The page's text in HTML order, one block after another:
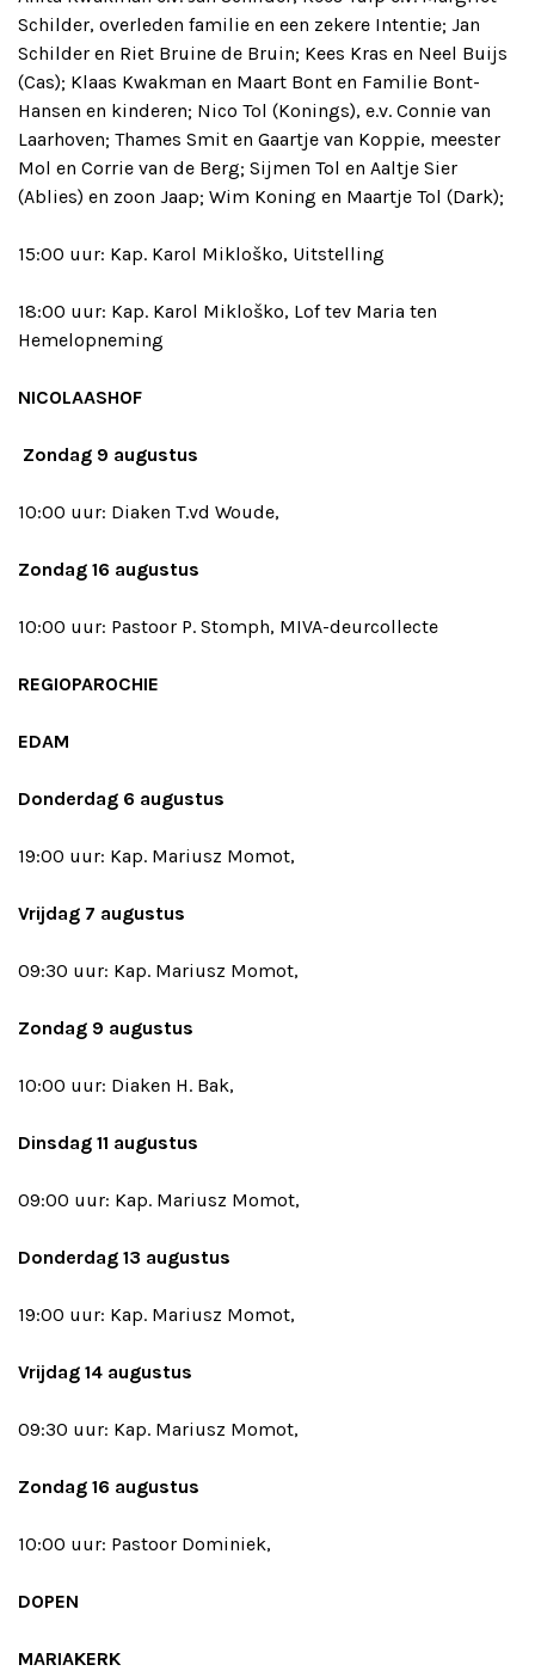
Schilder, overleden familie en een zekere Intentie; Jan
Schilder en Riet Bruine de Bruin; Kees Kras en Neel Buijs
(Cas); Klaas Kwakman en Maart Bont en Familie Bont-
Hansen en kinderen; Nico Tol (Konings), e.v. Connie van
Laarhoven; Thames Smit en Gaartje van Koppie, meester
Mol en Corrie van de Berg; Sijmen Tol en Aaltje Sier
(Ablies) en zoon Jaap; Wim Koning en Maartje Tol (Dark);
15:00 uur: Kap. Karol Mikloško, Uitstelling
18:00 uur: Kap. Karol Mikloško, Lof tev Maria ten
Hemelopneming
NICOLAASHOF
Zondag 9 augustus
10:00 uur: Diaken T.vd Woude,
Zondag 16 augustus
10:00 uur: Pastoor P. Stomph, MIVA-deurcollecte
REGIOPAROCHIE
EDAM
Donderdag 6 augustus
19:00 uur: Kap. Mariusz Momot,
Vrijdag 7 augustus
09:30 uur: Kap. Mariusz Momot,
Zondag 9 augustus
10:00 uur: Diaken H. Bak,
Dinsdag 11 augustus
09:00 uur: Kap. Mariusz Momot,
Donderdag 13 augustus
19:00 uur: Kap. Mariusz Momot,
Vrijdag 14 augustus
09:30 uur: Kap. Mariusz Momot,
Zondag 16 augustus
10:00 uur: Pastoor Dominiek,
DOPEN
MARIAKERK